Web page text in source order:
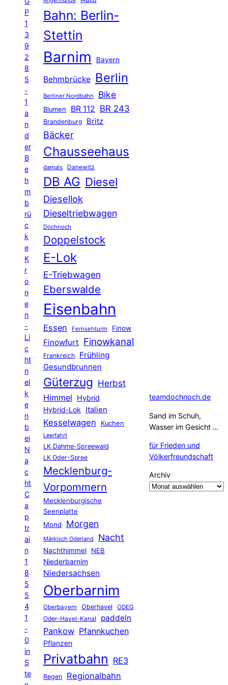
P
1
3
9
2
8
5
-
1
a
n
d
er
B
e
h
m
b
rü
c
k
e
K
r
o
n
e
n
-
Li
c
ht
n
el
k
e
n
b
ei
N
a
c
ht
C
a
p
tr
ai
n
1
8
5
5
4
1
-
0
in
S
te
Bahn: Berlin-
Stettin
Barnim Bayern
Behmbrücke Berlin
Berliner Nordbahn Bike
Blumen BR 112 BR 243
Brandenburg Britz
Bäcker
Chausseehaus
damals Danewitz
DB AG Diesel
Diesellok
Dieseltriebwagen
Dochnoch
Doppelstock
E-Lok
E-Triebwagen
Eberswalde
Eisenbahn
Essen Fernsehturm Finow
Finowfurt Finowkanal
Frankreich Frühling
Gesundbrunnen
Güterzug Herbst
Himmel
Hybrid
Hybrid-Lok Italien
Kesselwagen Kuchen
Leerfahrt
LK Dahme-Spreewald
LK Oder-Spree
Mecklenburg-
Vorpommern
Mecklenburgische
Seenplatte
Mond
Morgen
Märkisch Oderland Nacht
Nachthimmel
NEB
Niederbarnim
Niedersachsen
Oberbarnim
Oberbayern Oberhavel ODEG
Oder-Havel-Kanal paddeln
Pankow Pfannkuchen
Pflanzen
Privatbahn RE3
Regen Regionalbahn
teamdochnoch.de
Sand im Schuh,
Wasser im Gesicht …
für Frieden und
Völkerfreundschaft
Archiv